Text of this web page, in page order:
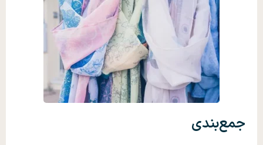
جمع‌بندی